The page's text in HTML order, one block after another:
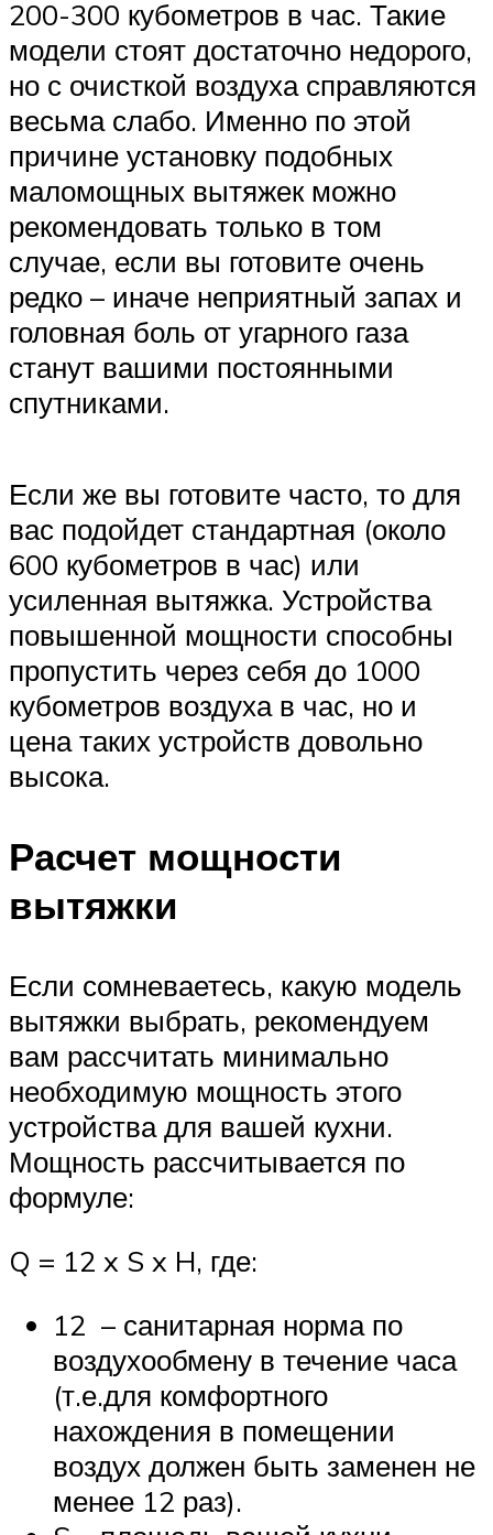
200-300 кубометров в час. Такие
модели стоят достаточно недорого,
но с очисткой воздуха справляются
весьма слабо. Именно по этой
причине установку подобных
маломощных вытяжек можно
рекомендовать только в том
случае, если вы готовите очень
редко – иначе неприятный запах и
головная боль от угарного газа
станут вашими постоянными
спутниками.
Если же вы готовите часто, то для
вас подойдет стандартная (около
600 кубометров в час) или
усиленная вытяжка. Устройства
повышенной мощности способны
пропустить через себя до 1000
кубометров воздуха в час, но и
цена таких устройств довольно
высока.
Расчет мощности
вытяжки
Если сомневаетесь, какую модель
вытяжки выбрать, рекомендуем
вам рассчитать минимально
необходимую мощность этого
устройства для вашей кухни.
Мощность рассчитывается по
формуле:
Q = 12 x S x H, где:
12 – санитарная норма по
воздухообмену в течение часа
(т.е.для комфортного
нахождения в помещении
воздух должен быть заменен не
менее 12 раз).